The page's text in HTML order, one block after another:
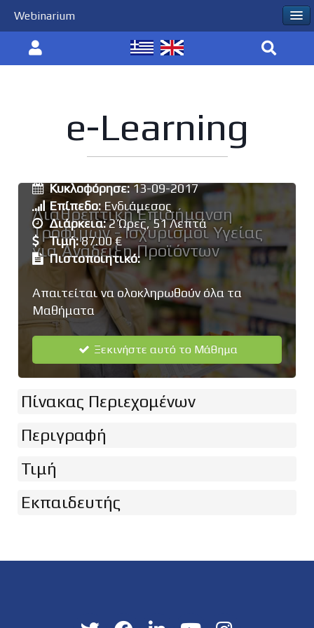
e-Learning
Διαθρεπτική Επισήμανση
Τροφίμων - Ισχυρισμοί Υγείας
για Ανάδειξη Προϊόντων
Κυκλοφόρησε:13-09-2017
Επίπεδο: Ενδιάμεσος
Διάρκεια:2 Ώρες, 51 Λεπτά
Τιμή:87.00 €
Πιστοποιητικό:
Απαιτείται να ολοκληρωθούν όλα τα
Μαθήματα
Ξεκινήστε αυτό το Μάθημα
Πίνακας Περιεχομένων
Περιγραφή
Τιμή
Εκπαιδευτής
Webinarium